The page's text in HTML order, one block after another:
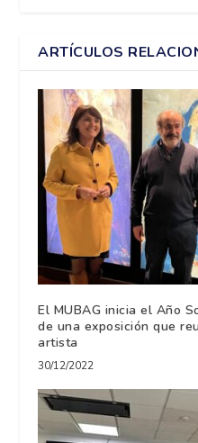
ARTÍCULOS
El MUBAG inicia el Año
de una exposición que
artista
30/12/2022